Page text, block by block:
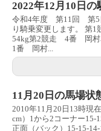
2022年12月10日の
令和4年度 第11回 第5
り騎乗変更します。
54kg第2競走 4番 岡
1番 岡村...
11月20日の馬場状
2010年11月20日13時現
cm）1から2コーナー15-
正面（バック）15-15-